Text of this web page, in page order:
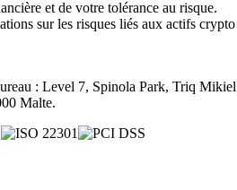
et de votre tolérance au risque.
sur les risques liés aux actifs crypto
: Level 7, Spinola Park, Triq Mikiel
Malte.